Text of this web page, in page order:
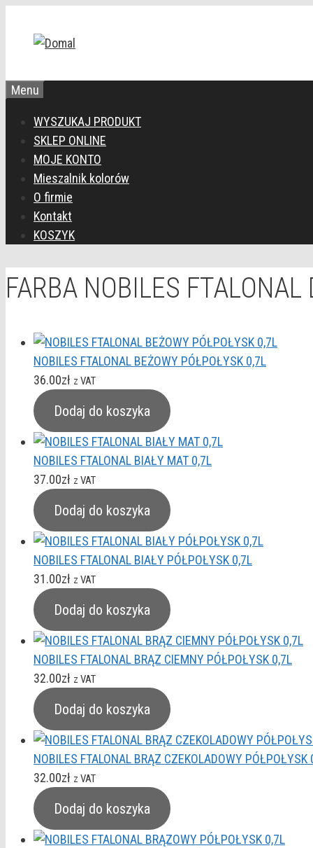
Menu
WYSZUKAJ PRODUKT
SKLEP ONLINE
MOJE KONTO
Mieszalnik kolorów
O firmie
Kontakt
KOSZYK
FARBA NOBILES
NOBILES FTALONAL BEŻOWY PÓŁPOŁYSK 0,7L
36.00zł z VAT
Dodaj do koszyka
NOBILES FTALONAL BIAŁY MAT 0,7L
37.00zł z VAT
Dodaj do koszyka
NOBILES FTALONAL BIAŁY PÓŁPOŁYSK 0,7L
31.00zł z VAT
Dodaj do koszyka
NOBILES FTALONAL BRĄZ CIEMNY PÓŁPOŁYSK 0,7L
32.00zł z VAT
Dodaj do koszyka
NOBILES FTALONAL BRĄZ CZEKOLADOWY PÓŁPOŁYSK
32.00zł z VAT
Dodaj do koszyka